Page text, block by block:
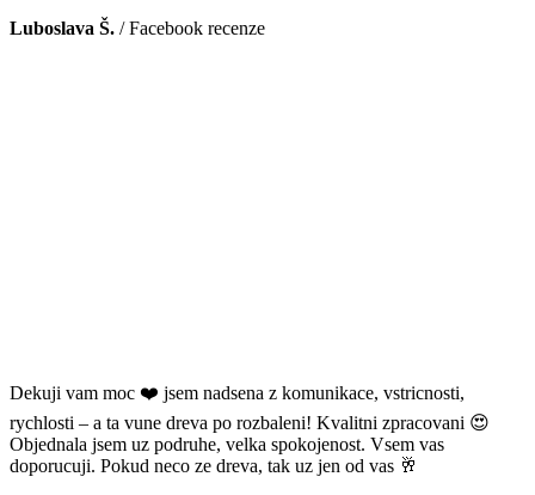
Luboslava Š. /Facebook recenze
Dekuji vam moc ❤️ jsem nadsena z komunikace, vstricnosti,
rychlosti – a ta vune dreva po rozbaleni! Kvalitni zpracovani 😍
Objednala jsem uz podruhe, velka spokojenost. Vsem vas
doporucuji. Pokud neco ze dreva, tak uz jen od vas 🥂